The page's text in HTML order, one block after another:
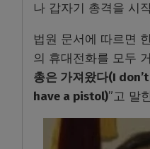
나 갑자기 총격을 시
법원 문서에 따르면
의 휴대전화를 모두
총은 가져왔다(I
have a pistol)”고 말